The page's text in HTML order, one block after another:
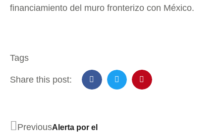
financiamiento del muro fronterizo con México.
Tags
Share this post:
PreviousAlerta por el